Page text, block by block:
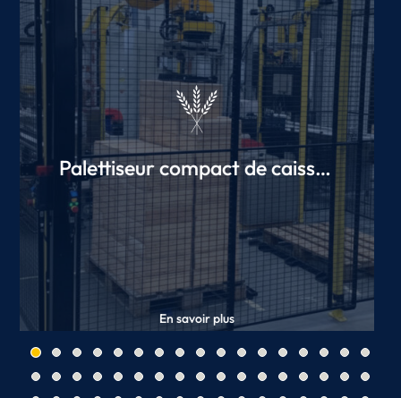
Palettiseur compact de caisses
en bois
En savoir plus